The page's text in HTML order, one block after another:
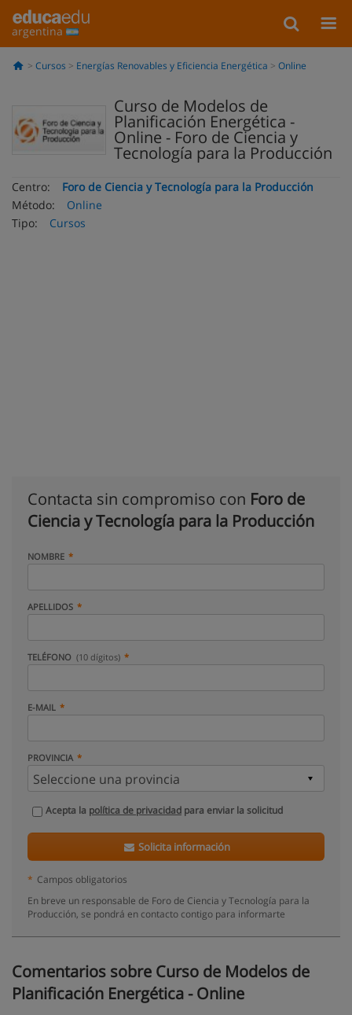
argentina
Cursos Energías Renovables y Eficiencia Energética Online
Curso de Modelos de
Planificación Energética -
Online - Foro de Ciencia y
Tecnología para la Producción
Centro:
Foro de Ciencia y Tecnología para la Producción
Método:
Online
Tipo:
Cursos
Contacta sin compromiso con Foro de
Ciencia y Tecnología para la Producción
NOMBRE
APELLIDOS
TELÉFONO (10 dígitos)
E-MAIL
PROVINCIA
Acepta la política de privacidad para enviar la solicitud
Solicita información
* Campos obligatorios
En breve un responsable de Foro de Ciencia y Tecnología para la
Producción, se pondrá en contacto contigo para informarte
Comentarios sobre Curso de Modelos de
Planificación Energética - Online